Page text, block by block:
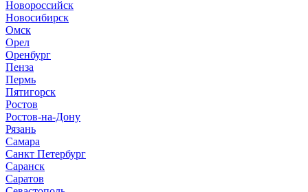
Новороссийск
Новосибирск
Омск
Орел
Оренбург
Пенза
Пермь
Пятигорск
Ростов
Ростов-на-Дону
Рязань
Самара
Санкт Петербург
Саранск
Саратов